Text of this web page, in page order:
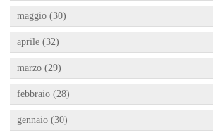
maggio (30)
aprile (32)
marzo (29)
febbraio (28)
gennaio (30)